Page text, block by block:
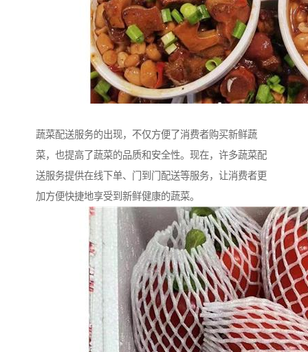
蔬菜配送服务的出现，不仅方便了消费者购买新鲜蔬
菜，也提高了蔬菜的品质和安全性。现在，许多蔬菜配
送服务提供在线下单、门到门配送等服务，让消费者更
加方便快捷地享受到新鲜健康的蔬菜。